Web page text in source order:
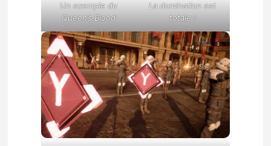
Un exemple du
Queen’s Blood
La domination est
totale !